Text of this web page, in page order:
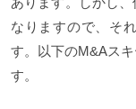
なりますので、そ
す。以下のM&Aス
す。